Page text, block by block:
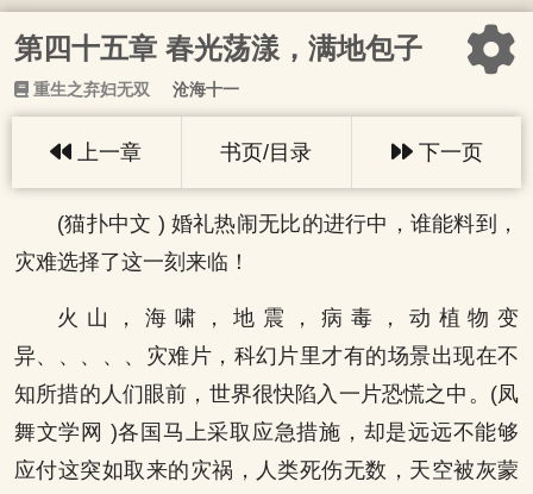
第四十五章 春光荡漾，满地包子
重生之弃妇无双 沧海十一
上一章 书页/目录 下一页
(猫扑中文 ) 婚礼热闹无比的进行中，谁能料到，
灾难选择了这一刻来临！
火山，海啸，地震，病毒，动植物变
异、、、、、灾难片，科幻片里才有的场景出现在不
知所措的人们眼前，世界很快陷入一片恐慌之中。(凤
舞文学网 )各国马上采取应急措施，却是远远不能够
应付这突如取来的灾祸，人类死伤无数，天空被灰蒙